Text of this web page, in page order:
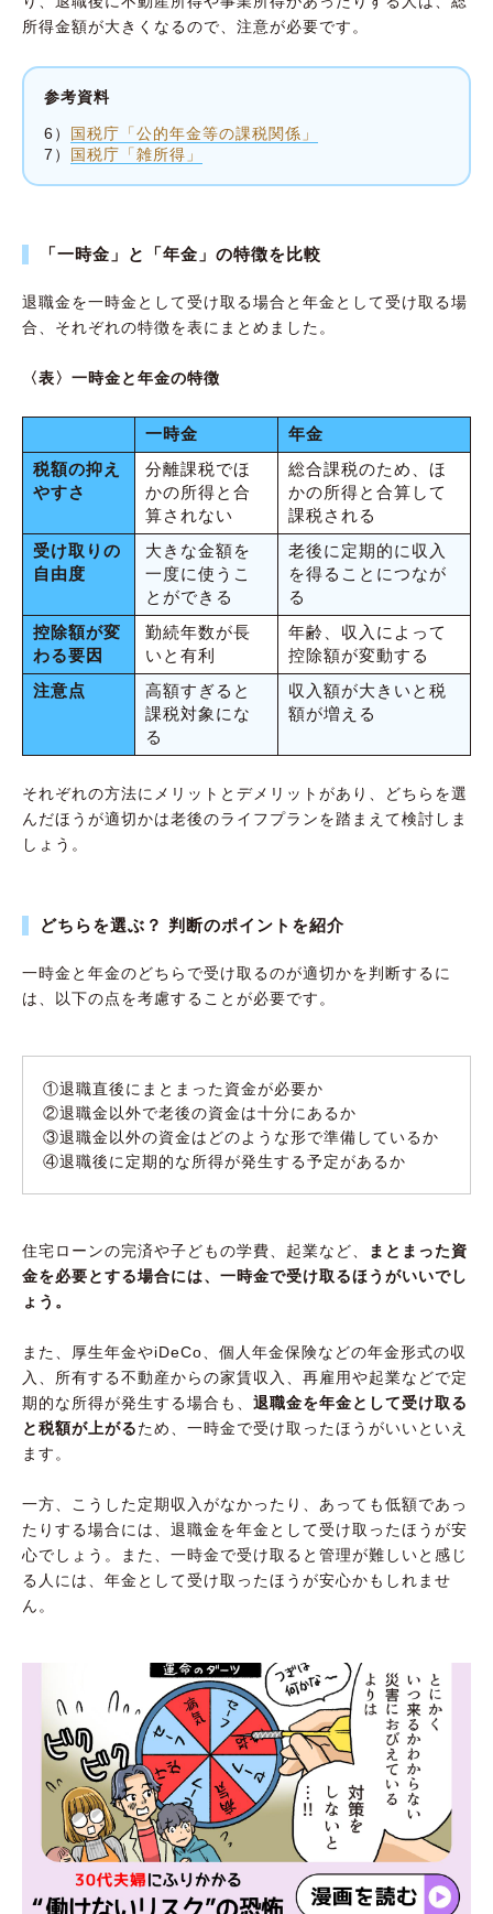
所得金額が大きくなるので、注意が必要です。
参考資料
6）
国税庁「公的年金等の課税関係」
7）
国税庁「雑所得」
「一時金」と「年金」の特徴を比較
退職金を一時金として受け取る場合と年金として受け取る場
合、それぞれの特徴を表にまとめました。
〈表〉一時金と年金の特徴
一時金
年金
税額の抑え
やすさ
分離課税でほ
かの所得と合
算されない
総合課税のため、ほ
かの所得と合算して
課税される
受け取りの
自由度
大きな金額を
一度に使うこ
とができる
老後に定期的に収入
を得ることにつなが
る
控除額が変
わる要因
勤続年数が長
いと有利
年齢、収入によって
控除額が変動する
注意点
高額すぎると
課税対象にな
る
収入額が大きいと税
額が増える
それぞれの方法にメリットとデメリットがあり、どちらを選
んだほうが適切かは老後のライフプランを踏まえて検討しま
しょう。
どちらを選ぶ？ 判断のポイントを紹介
一時金と年金のどちらで受け取るのが適切かを判断するに
は、以下の点を考慮することが必要です。
①退職直後にまとまった資金が必要か
②退職金以外で老後の資金は十分にあるか
③退職金以外の資金はどのような形で準備しているか
④退職後に定期的な所得が発生する予定があるか
住宅ローンの完済や子どもの学費、起業など、
まとまった資
金を必要とする場合には、一時金で受け取るほうがいいでし
ょう。
また、厚生年金やiDeCo、個人年金保険などの年金形式の収
入、所有する不動産からの家賃収入、再雇用や起業などで定
期的な所得が発生する場合も、 退職金を年金として受け取る
と税額が上がるため、一時金で受け取ったほうがいいといえ
ます。
一方、こうした定期収入がなかったり、あっても低額であっ
たりする場合には、退職金を年金として受け取ったほうが安
心でしょう。また、一時金で受け取ると管理が難しいと感じ
る人には、年金として受け取ったほうが安心かもしれませ
ん。